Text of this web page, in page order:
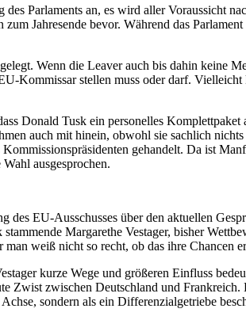
Parlaments an, es wird aller Voraussicht
Jahresende bevor. Während das
Wenn die Leaver auch bis dahin keine
Kommissar stellen muss oder darf.
Donald Tusk ein personelles
auch mit hinein, obwohl sie sachlich
gehandelt. Da ist
ausgesprochen.
des EU-Ausschusses über den aktuellen
Margarethe Vestager, bisher
weiß nicht so recht, ob das ihre Chancen
kurze Wege und größeren Einfluss
Zwist zwischen Deutschland und
sondern als ein Differenzialgetriebe